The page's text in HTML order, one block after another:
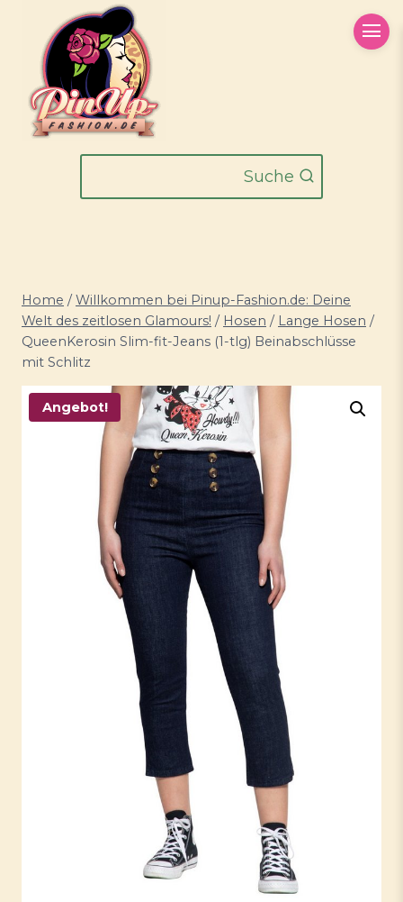
springen
Suche
Home / Willkommen bei Pinup-Fashion.de: Deine
Welt des zeitlosen Glamours! / Hosen / Lange Hosen /
QueenKerosin Slim-fit-Jeans (1-tlg) Beinabschlüsse
mit Schlitz
Angebot!